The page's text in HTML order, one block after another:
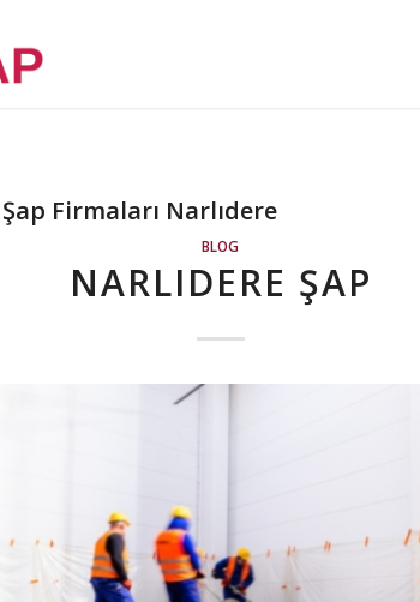
Şap Firmaları Narlıdere
BLOG
NARLIDERE ŞAP